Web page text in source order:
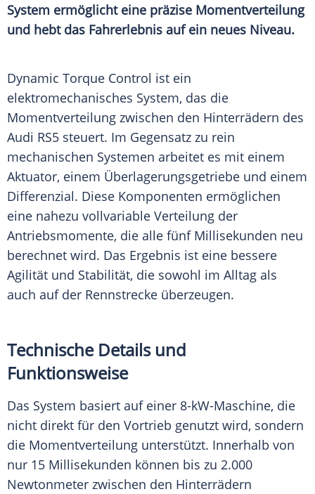
System ermöglicht eine präzise Momentverteilung
und hebt das Fahrerlebnis auf ein neues Niveau.
Dynamic Torque Control ist ein
elektromechanisches System, das die
Momentverteilung zwischen den Hinterrädern des
Audi RS5 steuert. Im Gegensatz zu rein
mechanischen Systemen arbeitet es mit einem
Aktuator, einem Überlagerungsgetriebe und einem
Differenzial. Diese Komponenten ermöglichen
eine nahezu vollvariable Verteilung der
Antriebsmomente, die alle fünf Millisekunden neu
berechnet wird. Das Ergebnis ist eine bessere
Agilität und Stabilität, die sowohl im Alltag als
auch auf der Rennstrecke überzeugen.
Technische Details und
Funktionsweise
Das System basiert auf einer 8-kW-Maschine, die
nicht direkt für den Vortrieb genutzt wird, sondern
die Momentverteilung unterstützt. Innerhalb von
nur 15 Millisekunden können bis zu 2.000
Newtonmeter zwischen den Hinterrädern